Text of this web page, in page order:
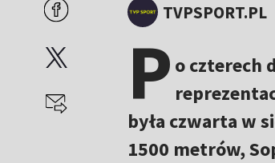
TVPSPORT.PL
P o czterech
była czwarta w
1500 metrów,